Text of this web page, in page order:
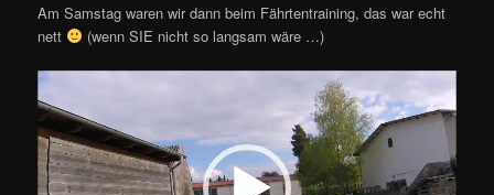
Am Samstag waren wir dann beim Fährtentraining, das war echt
nett
(wenn SIE nicht so langsam wäre …)
Video-
Player